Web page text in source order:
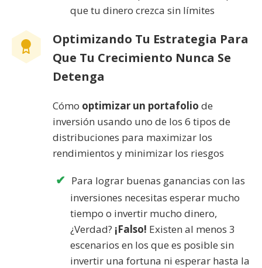
que tu dinero crezca sin límites
Optimizando Tu Estrategia Para
Que Tu Crecimiento Nunca Se
Detenga
Cómo optimizar un portafolio de
inversión usando uno de los 6 tipos de
distribuciones para maximizar los
rendimientos y minimizar los riesgos
Para lograr buenas ganancias con las
inversiones necesitas esperar mucho
tiempo o invertir mucho dinero,
¿Verdad? ¡Falso! Existen al menos 3
escenarios en los que es posible sin
invertir una fortuna ni esperar hasta la